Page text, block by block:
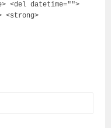
<del datetime="">
<strong>